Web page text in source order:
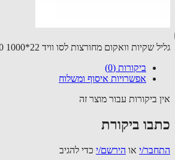
שקיות וואקום מחורצות לסו וויד 22*1000
ביקורות (0)
אפשרויות איסוף ומשלוח
ביקורות עבור מוצר זה
ביקורת
יאוהירשם/יכדי להגיב